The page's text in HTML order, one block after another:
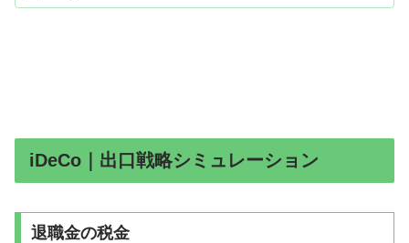
iDeCo｜出口戦略シミュレーション
退職金の税金